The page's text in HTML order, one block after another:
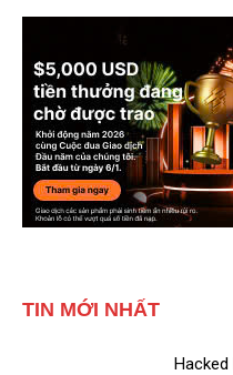
TIN MỚI NHẤT
Hacked